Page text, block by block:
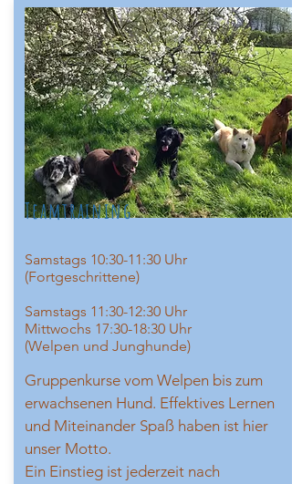
Teamtraining
Samstags 10:30-11:30 Uhr
(Fortgeschrittene)
Samstags 11:30-12:30 Uhr
Mittwochs 17:30-18:30 Uhr
(Welpen und Junghunde)
Gruppenkurse vom Welpen bis zum
erwachsenen Hund. Effektives Lernen
und Miteinander Spaß haben ist hier
unser Motto.
Ein Einstieg ist jederzeit nach